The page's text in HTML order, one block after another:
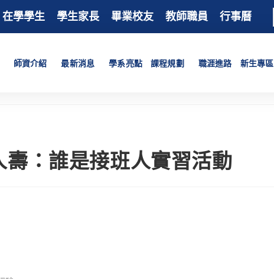
在學學生 學生家長 畢業校友 教師職員 行事曆
師資介紹 最新消息 學系亮點 課程規劃 職涯進路 新生專區
壽：誰是接班人實習活動